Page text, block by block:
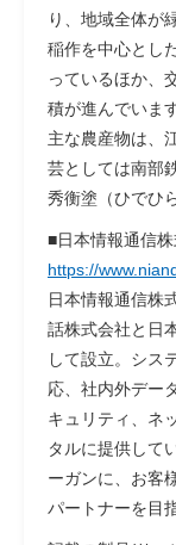
り、地域全体が
稲作を中心とし
っているほか、
積が進んでいます
主な農産物は、
芸としては南部
秀衡塗（ひでひ
■日本情報通信
https://
日本情報通信株
話株式会社と日
して設立。シス
応、社内外デー
キュリティ、ネ
タルに提供して
ーガンに、お客
パートナーを目